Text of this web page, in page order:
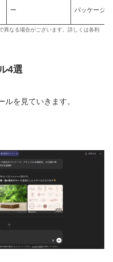
ー パッケージ
なる場合がございます。詳しくは各利
4選
ルを見ていきます。